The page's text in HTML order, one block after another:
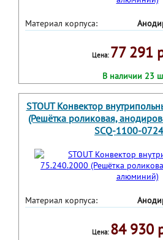
Материал корпуса:
Цена: 77 291
В наличии 23
STOUT Конвектор
(Решётка роликовая,
SCQ-1100-
Материал корпуса:
Цена: 84 930